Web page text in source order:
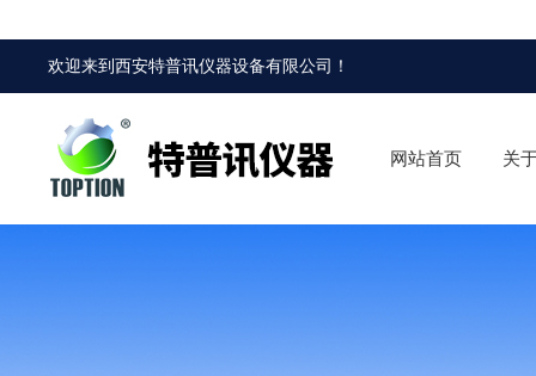
欢迎来到西安特普讯仪器设备有限公司 ！
网站首页 关